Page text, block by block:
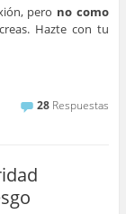
pero no como
Hazte con tu
28 Respuestas